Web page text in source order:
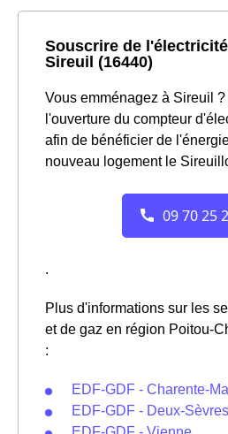
Souscrire de
Sireuil (16440)
Vous emménagez à Sireuil ?
l'ouverture du compteur
afin de bénéficier de
nouveau logement le
.
Plus d'informations sur les
et de gaz en région Poitou-
:
EDF-GDF - Charente-
EDF-GDF - Deux-Sèvres